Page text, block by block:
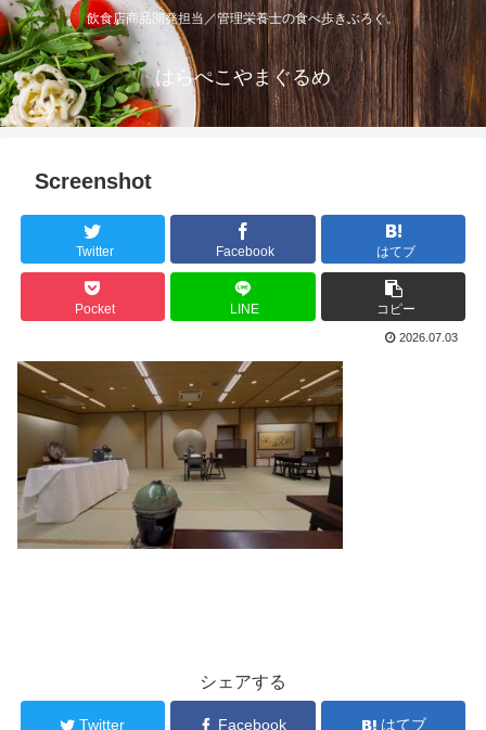
飲食店商品開発担当／管理栄養士の食べ歩きぶろぐ。
はらぺこやまぐるめ
Screenshot
Twitter Facebook はてブ
Pocket LINE コピー
2026.07.03
シェアする
Twitter Facebook はてブ